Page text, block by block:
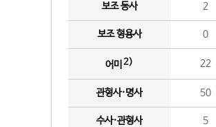
보조 동사 2
보조 형용사 0
어미 2) 22
관형사·명사 50
수사·관형사 5